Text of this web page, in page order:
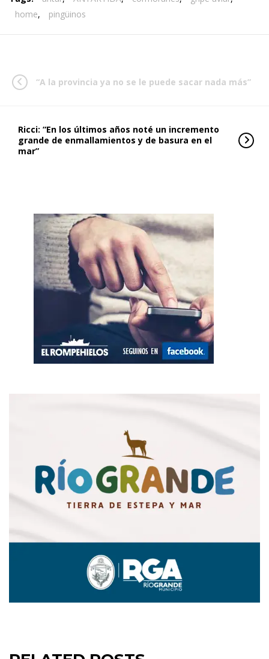
home, pingüinos
“A la provincia ya no se le puede sacar nada más”
Ricci: “En los últimos años noté un incremento
grande de enmallamientos y de basura en el
mar”